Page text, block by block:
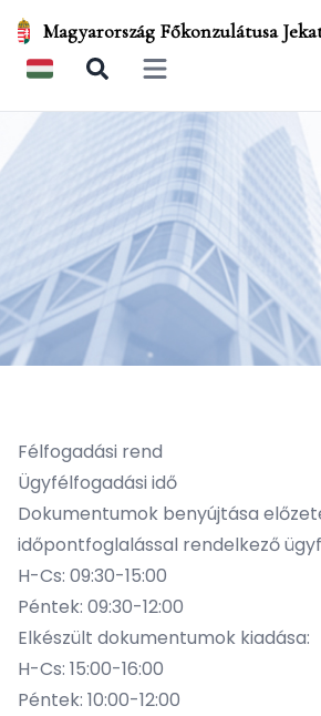
Magyarország Főkonzulátusa
Open main menu
Félfogadási rend
Ügyfélfogadási idő
Dokumentumok benyújtása
időpontfoglalással rendelkező
H-Cs: 09:30-15:00
Péntek: 09:30-12:00
Elkészült dokumentumok kiadása:
H-Cs: 15:00-16:00
Péntek: 10:00-12:00